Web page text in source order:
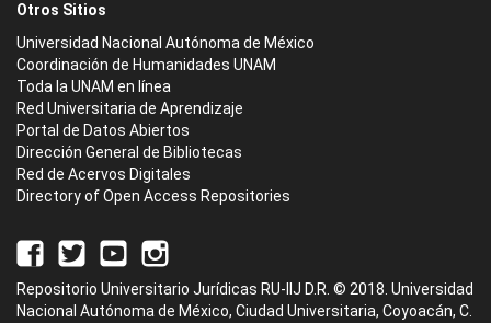
Otros Sitios
Universidad Nacional Autónoma de México
Coordinación de Humanidades UNAM
Toda la UNAM en línea
Red Universitaria de Aprendizaje
Portal de Datos Abiertos
Dirección General de Bibliotecas
Red de Acervos Digitales
Directory of Open Access Repositories
Repositorio Universitario Jurídicas RU-IIJ D.R. © 2018. Universidad
Nacional Autónoma de México, Ciudad Universitaria, Coyoacán, C.